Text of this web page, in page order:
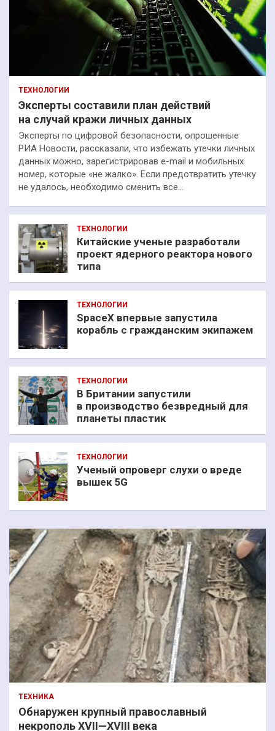
ТЕХНОЛОГИИ
Эксперты составили план действий
на случай кражи личных данных
Эксперты по цифровой безопасности, опрошенные
РИА Новости, рассказали, что избежать утечки личных
данных можно, зарегистрировав e-mail и мобильных
номер, которые «не жалко». Если предотвратить утечку
не удалось, необходимо сменить все…
ТЕХНОЛОГИИ
Китайские ученые разработали
проект ядерного реактора нового
типа
ТЕХНОЛОГИИ
SpaceX впервые запустила
корабль с гражданским экипажем
ТЕХНОЛОГИИ
В Британии запустили
в производство безвредный для
планеты пластик
ТЕХНОЛОГИИ
Ученый опроверг слухи о вреде
вышек 5G
ТЕХНИКА
Обнаружен крупный православный
некрополь XVII—XVIII века